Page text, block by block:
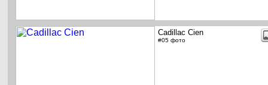
Cadillac Cien
#05 фото